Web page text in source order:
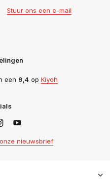
Stuur ons een e-mail
een 9,4 op Kiyoh
nieuwsbrief